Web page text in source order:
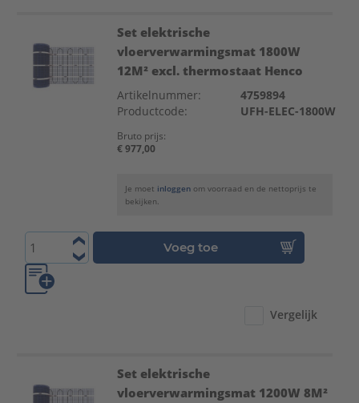
Set elektrische
vloerverwarmingsmat 1800W
12M² excl. thermostaat Henco
Artikelnummer:
4759894
Productcode:
UFH-ELEC-1800W
Bruto prijs:
€ 977,00
Je moet inloggen om voorraad en de nettoprijs te
bekijken.
Voeg toe
Vergelijk
Set elektrische
vloerverwarmingsmat 1200W 8M²